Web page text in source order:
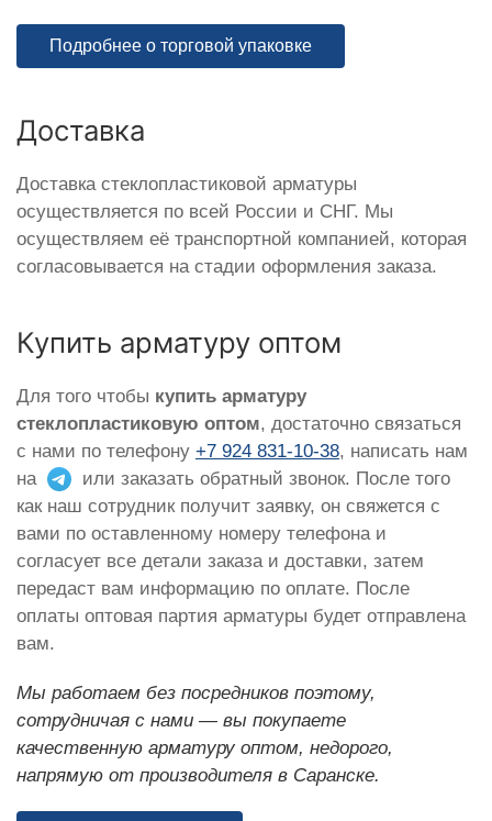
Подробнее о торговой упаковке
Доставка
Доставка стеклопластиковой арматуры
осуществляется по всей России и СНГ. Мы
осуществляем её транспортной компанией, которая
согласовывается на стадии оформления заказа.
Купить арматуру оптом
Для того чтобы купить арматуру
стеклопластиковую оптом, достаточно связаться
с нами по телефону +7 924 831-10-38, написать нам
на
или заказать обратный звонок. После того
как наш сотрудник получит заявку, он свяжется с
вами по оставленному номеру телефона и
согласует все детали заказа и доставки, затем
передаст вам информацию по оплате. После
оплаты оптовая партия арматуры будет отправлена
вам.
Мы работаем без посредников поэтому,
сотрудничая с нами — вы покупаете
качественную арматуру оптом, недорого,
напрямую от производителя в Саранске.